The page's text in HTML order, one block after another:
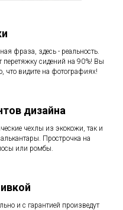
фраза, здесь - реальность.
сидений на 90%! Вы
что видите на фотографиях!
дизайна
чехлы из экокожи, так и
Прострочка на
или ромбы.
и с гарантией произведут